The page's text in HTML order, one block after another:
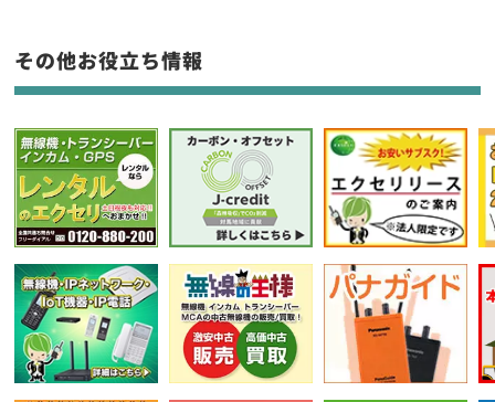
フリーワード入力(製品名等)
選択条件をリセット
その他お役立ち情報